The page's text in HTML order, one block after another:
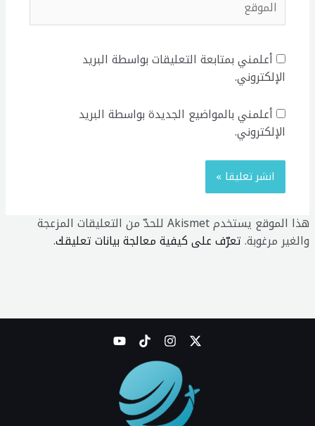
أعلمني بمتابعة التعليقات بواسطة البريد
الإلكتروني.
أعلمني بالمواضيع الجديدة بواسطة البريد
الإلكتروني.
هذا الموقع يستخدم Akismet للحدّ من التعليقات المزعجة
والغير مرغوبة. تعرّف على كيفية معالجة بيانات تعليقك.